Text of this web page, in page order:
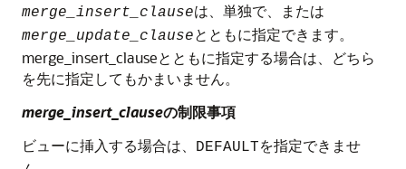
merge_insert_clauseは、単独で、または
merge_update_clauseとともに指定できます。
merge_insert_clauseとともに指定する場合は、どちら
を先に指定してもかまいません。
merge_insert_clauseの制限事項
ビューに挿入する場合は、
DEFAULTを指定できませ